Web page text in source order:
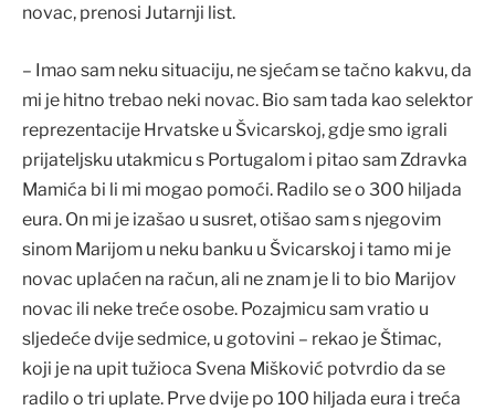
novac, prenosi Jutarnji list.
– Imao sam neku situaciju, ne sjećam se tačno kakvu, da
mi je hitno trebao neki novac. Bio sam tada kao selektor
reprezentacije Hrvatske u Švicarskoj, gdje smo igrali
prijateljsku utakmicu s Portugalom i pitao sam Zdravka
Mamića bi li mi mogao pomoći. Radilo se o 300 hiljada
eura. On mi je izašao u susret, otišao sam s njegovim
sinom Marijom u neku banku u Švicarskoj i tamo mi je
novac uplaćen na račun, ali ne znam je li to bio Marijov
novac ili neke treće osobe. Pozajmicu sam vratio u
sljedeće dvije sedmice, u gotovini – rekao je Štimac,
koji je na upit tužioca Svena Mišković potvrdio da se
radilo o tri uplate. Prve dvije po 100 hiljada eura i treća